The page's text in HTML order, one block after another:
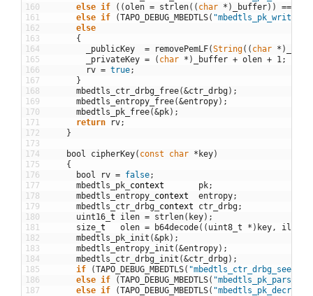
160
161
162
163
164
165
166
167
168
169
170
171
172
173
174
175
176
177
178
179
180
181
182
183
184
185
186
187
else if ( (olen = strlen( ( char * ) _buffer) ) ==
else if (TAPO_DEBUG_MBEDTLS(
else
{
_publicKey
= removePemLF(String( ( char * )
_privateKey = ( char * ) _buffer + olen + 1 ;
rv = true;
}
mbedtls_ctr_drbg_free(&ctr_drbg) ;
mbedtls_entropy_free(&entropy) ;
mbedtls_pk_free(&pk) ;
return
rv;
}
bool cipherKey( const char * key)
{
bool
rv = false;
mbedtls_pk context pk;
mbedtls_entropy context entropy;
mbedtls_ctr_drbg context ctr_drbg;
uint16 t ilen = strlen( key) ;
size t olen = b64decode( ( uint8_t * ) key , ilen
mbedtls_pk_init (&pk) ;
mbedtls_entropy_init (&entropy) ;
mbedtls_ctr_drbg_init (&ctr_drbg) ;
if
(TAPO_DEBUG_MBEDTLS( "mbedtls_ctr_drbg_seed()"
else if (TAPO_DEBUG_MBEDTLS(
else if (TAPO_DEBUG_MBEDTLS(